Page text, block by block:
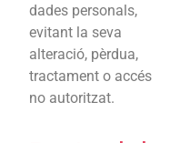
dades personals,
evitant la seva
alteració, pèrdua,
tractament o accés
no autoritzat.